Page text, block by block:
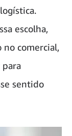
escolha,
comercial,
para
sentido